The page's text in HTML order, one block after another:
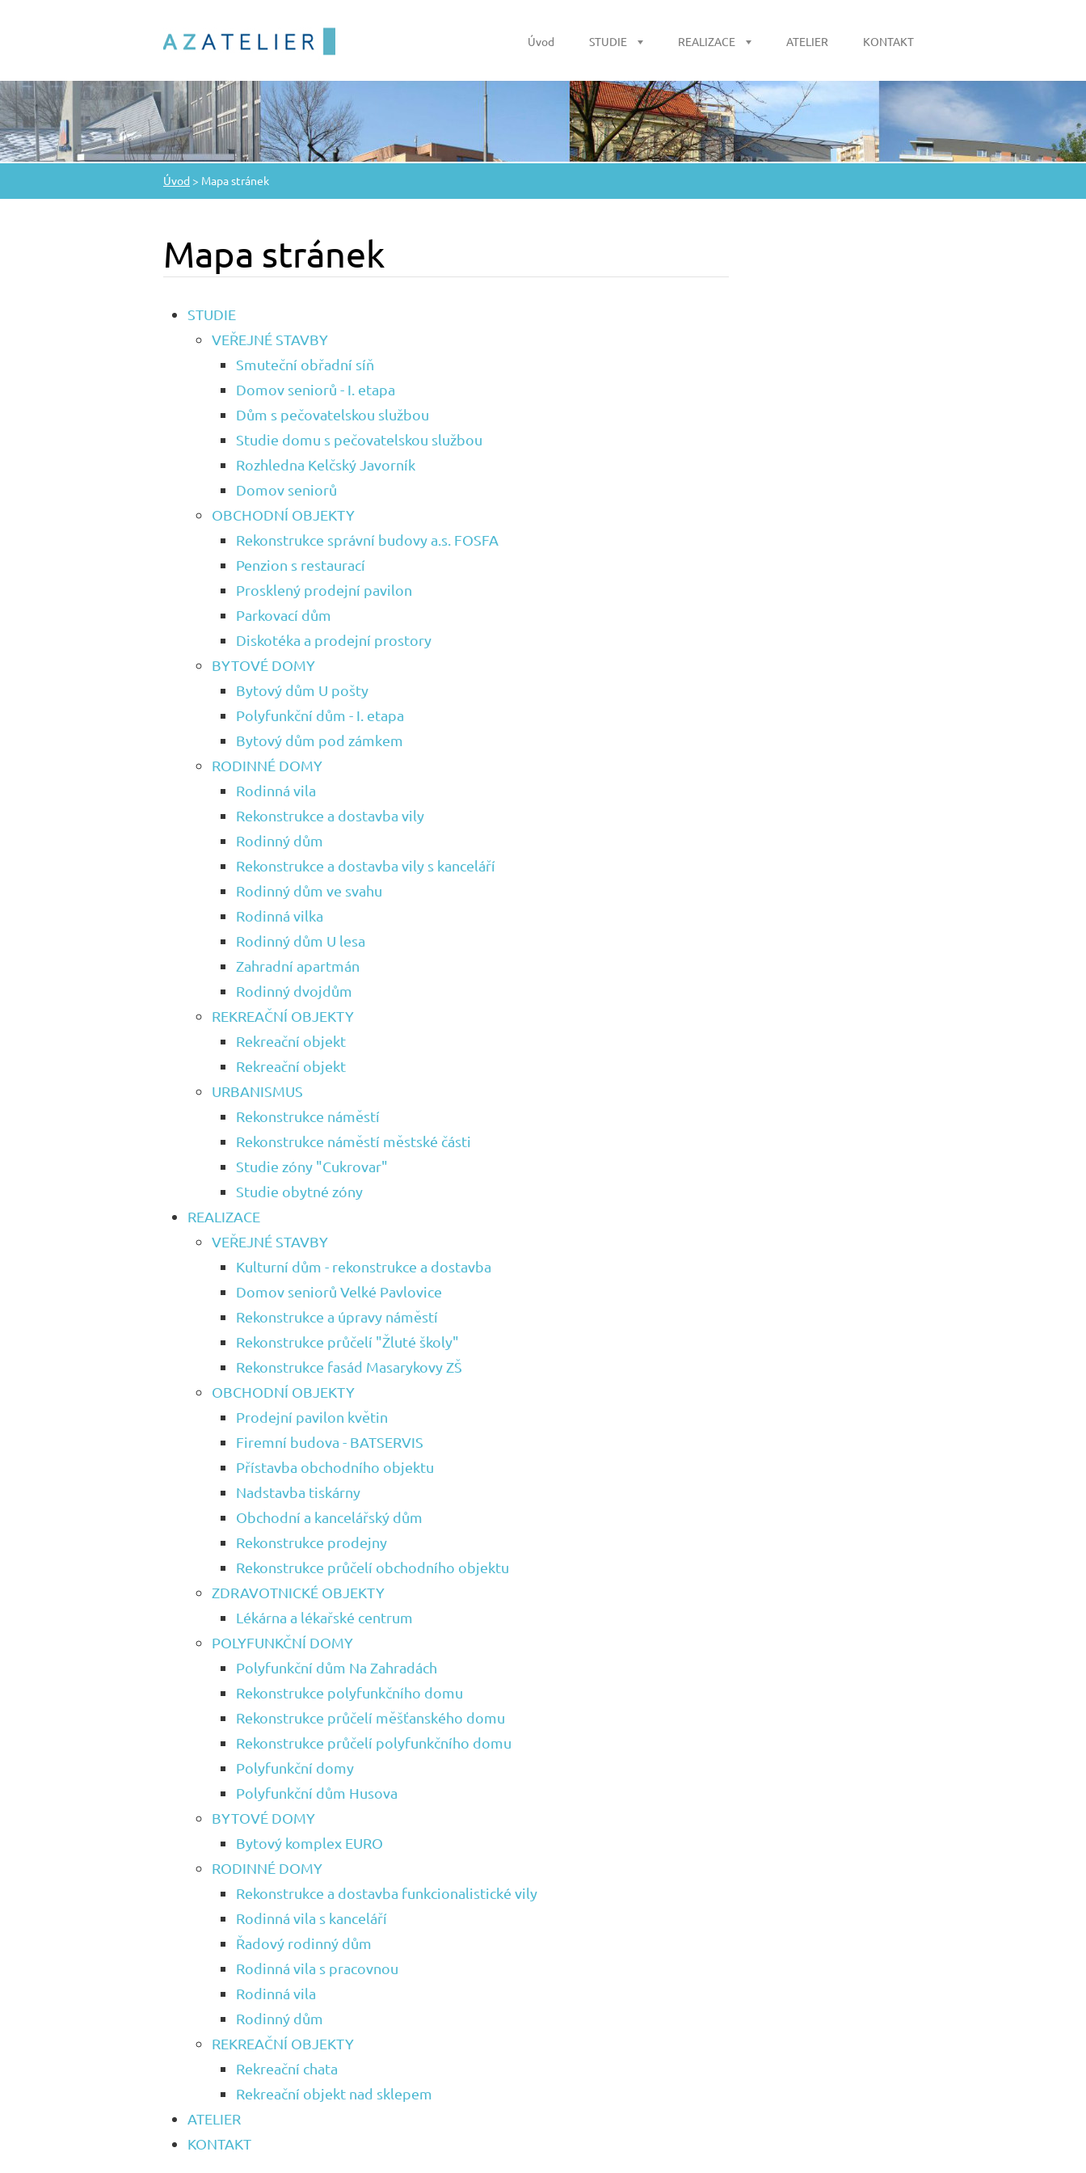
Úvod STUDIE REALIZACE ATELIER KONTAKT
Úvod > Mapa stránek
Mapa stránek
STUDIE
VEŘEJNÉ STAVBY
Smuteční obřadní síň
Domov seniorů - I. etapa
Dům s pečovatelskou službou
Studie domu s pečovatelskou službou
Rozhledna Kelčský Javorník
Domov seniorů
OBCHODNÍ OBJEKTY
Rekonstrukce správní budovy a.s. FOSFA
Penzion s restaurací
Prosklený prodejní pavilon
Parkovací dům
Diskotéka a prodejní prostory
BYTOVÉ DOMY
Bytový dům U pošty
Polyfunkční dům - I. etapa
Bytový dům pod zámkem
RODINNÉ DOMY
Rodinná vila
Rekonstrukce a dostavba vily
Rodinný dům
Rekonstrukce a dostavba vily s kanceláří
Rodinný dům ve svahu
Rodinná vilka
Rodinný dům U lesa
Zahradní apartmán
Rodinný dvojdům
REKREAČNÍ OBJEKTY
Rekreační objekt
Rekreační objekt
URBANISMUS
Rekonstrukce náměstí
Rekonstrukce náměstí městské části
Studie zóny "Cukrovar"
Studie obytné zóny
REALIZACE
VEŘEJNÉ STAVBY
Kulturní dům - rekonstrukce a dostavba
Domov seniorů Velké Pavlovice
Rekonstrukce a úpravy náměstí
Rekonstrukce průčelí "Žluté školy"
Rekonstrukce fasád Masarykovy ZŠ
OBCHODNÍ OBJEKTY
Prodejní pavilon květin
Firemní budova - BATSERVIS
Přístavba obchodního objektu
Nadstavba tiskárny
Obchodní a kancelářský dům
Rekonstrukce prodejny
Rekonstrukce průčelí obchodního objektu
ZDRAVOTNICKÉ OBJEKTY
Lékárna a lékařské centrum
POLYFUNKČNÍ DOMY
Polyfunkční dům Na Zahradách
Rekonstrukce polyfunkčního domu
Rekonstrukce průčelí měšťanského domu
Rekonstrukce průčelí polyfunkčního domu
Polyfunkční domy
Polyfunkční dům Husova
BYTOVÉ DOMY
Bytový komplex EURO
RODINNÉ DOMY
Rekonstrukce a dostavba funkcionalistické vily
Rodinná vila s kanceláří
Řadový rodinný dům
Rodinná vila s pracovnou
Rodinná vila
Rodinný dům
REKREAČNÍ OBJEKTY
Rekreační chata
Rekreační objekt nad sklepem
ATELIER
KONTAKT